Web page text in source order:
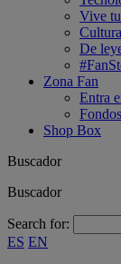
Vive
De
Zona Fan
Entra
Shop Box
Buscador
Buscador
Search for:
ES EN